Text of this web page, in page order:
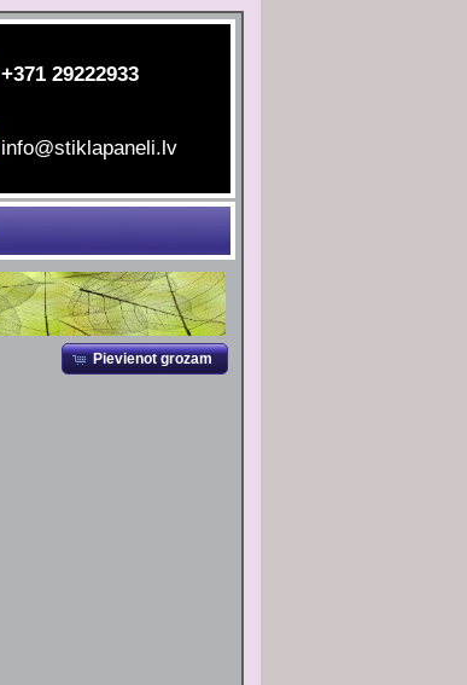
+371 29222933
info@stiklapaneli.lv
Pievienot grozam